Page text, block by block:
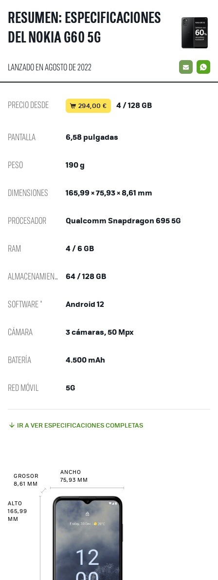
RESUMEN: ESPECIFICACIONES
DEL NOKIA G60 5G
LANZADO EN AGOSTO DE 2022 EMAIL
PRECIO DESDE 294,00 € 4 / 128 GB
PANTALLA 6,58 pulgadas
PESO 190 g
DIMENSIONES 165,99 × 75,93 × 8,61 mm
PROCESADOR Qualcomm Snapdragon 695 5G
RAM 4 / 6 GB
ALMACENAMIENTO 64 / 128 GB
SOFTWARE * Android 12
CÁMARA 3 cámaras, 50 Mpx
BATERÍA 4.500 mAh
RED MÓVIL 5G
IR A VER ESPECIFICACIONES COMPLETAS
GROSOR
8,61 MM
ANCHO
75,93 MM
ALTO
165,99
MM